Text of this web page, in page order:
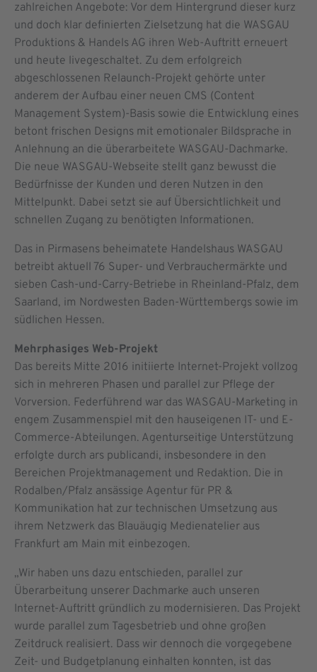
zahlreichen Angebote: Vor dem Hintergrund dieser kurz
und doch klar definierten Zielsetzung hat die WASGAU
Produktions & Handels AG ihren Web-Auftritt erneuert
und heute livegeschaltet. Zu dem erfolgreich
abgeschlossenen Relaunch-Projekt gehörte unter
anderem der Aufbau einer neuen CMS (Content
Management System)-Basis sowie die Entwicklung eines
betont frischen Designs mit emotionaler Bildsprache in
Anlehnung an die überarbeitete WASGAU-Dachmarke.
Die neue WASGAU-Webseite stellt ganz bewusst die
Bedürfnisse der Kunden und deren Nutzen in den
Mittelpunkt. Dabei setzt sie auf Übersichtlichkeit und
schnellen Zugang zu benötigten Informationen.
Das in Pirmasens beheimatete Handelshaus WASGAU
betreibt aktuell 76 Super- und Verbrauchermärkte und
sieben Cash-und-Carry-Betriebe in Rheinland-Pfalz, dem
Saarland, im Nordwesten Baden-Württembergs sowie im
südlichen Hessen.
Mehrphasiges Web-Projekt
Das bereits Mitte 2016 initiierte Internet-Projekt vollzog
sich in mehreren Phasen und parallel zur Pflege der
Vorversion. Federführend war das WASGAU-Marketing in
engem Zusammenspiel mit den hauseigenen IT- und E-
Commerce-Abteilungen. Agenturseitige Unterstützung
erfolgte durch ars publicandi, insbesondere in den
Bereichen Projekt­management und Redaktion. Die in
Rodalben/Pfalz ansässige Agentur für PR &
Kommunikation hat zur technischen Umsetzung aus
ihrem Netzwerk das Blauäugig Medienatelier aus
Frankfurt am Main mit einbezogen.
„Wir haben uns dazu entschieden, parallel zur
Überarbeitung unserer Dachmarke auch unseren
Internet-Auftritt gründlich zu modernisieren. Das Projekt
wurde parallel zum Tagesbetrieb und ohne großen
Zeitdruck realisiert. Dass wir dennoch die vorgegebene
Zeit- und Budgetplanung einhalten konnten, ist das